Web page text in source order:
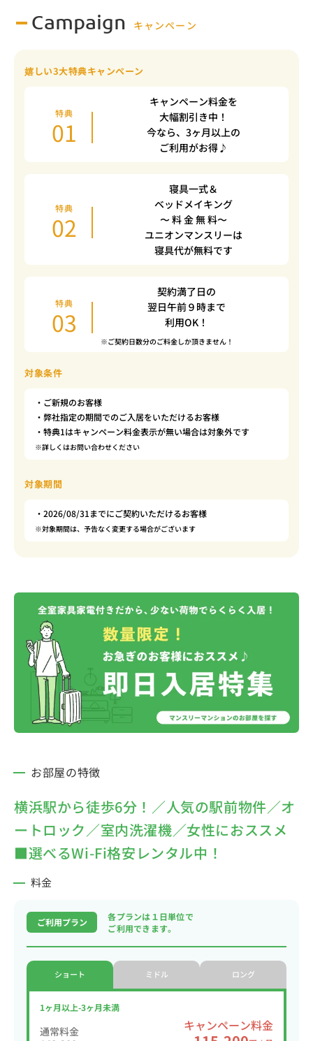
Campaign キャンペーン
嬉しい3大特典キャンペーン
特典
01
キャンペーン料金を
大幅割引き中！
今なら、3ヶ月以上の
ご利用がお得♪
特典
02
寝具一式＆
ベッドメイキング
〜 料 金 無 料〜
ユニオンマンスリーは
寝具代が無料です
特典
03
契約満了日の
翌日午前９時まで
利用OK！
※ご契約日数分のご料金しか頂きません！
対象条件
・ご新規のお客様
・弊社指定の期間でのご入居をいただけるお客様
・特典1はキャンペーン料金表示が無い場合は対象外です
※詳しくはお問い合わせください
対象期間
・2026/08/31までにご契約いただけるお客様
※対象期間は、予告なく変更する場合がございます
お部屋の特徴
横浜駅から徒歩6分！／人気の駅前物件／オ
ートロック／室内洗濯機／女性におススメ
■選べるWi-Fi格安レンタル中！
料金
ご利用プラン
各プランは１日単位で
ご利用できます。
ショート ミドル ロング
1ヶ月以上-3ヶ月未満
通常料金
キャンペーン料金